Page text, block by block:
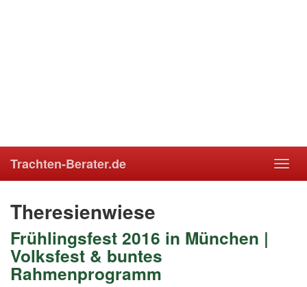
Trachten-Berater.de
Theresienwiese
Frühlingsfest 2016 in München |
Volksfest & buntes
Rahmenprogramm